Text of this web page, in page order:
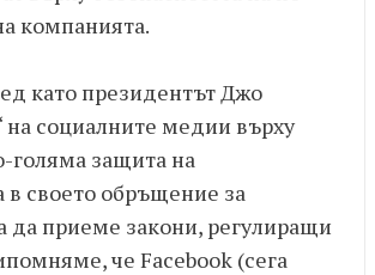
компанията.
като президентът Джо
социалните медии върху
голяма защита на
в своето обръщение за
да приеме закони, регулиращи
че Facebook (сега